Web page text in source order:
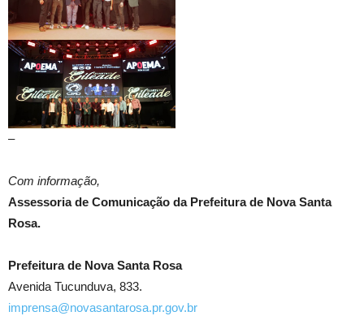
–
Com informação,
Assessoria de Comunicação da Prefeitura de Nova Santa
Rosa.
Prefeitura de Nova Santa Rosa
Avenida Tucunduva, 833.
imprensa@novasantarosa.pr.gov.br